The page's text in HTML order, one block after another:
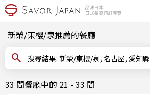
新榮/東櫻/泉推薦的餐廳
搜尋結果: 新榮/東櫻/泉, 名古屋, 愛知縣
33 間餐廳中的 21 - 33 間